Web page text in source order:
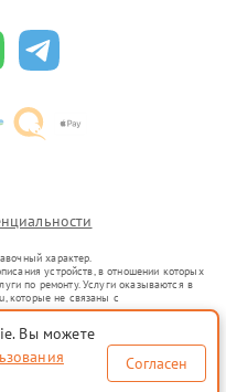
характер.
устройств, в отношении которых
по ремонту. Услуги оказываются в
которые не связаны с
представителями.
в гражданский оборот в соответствии
услуг или введения
о предоставляемых услугах по
Вы можете
Согласен